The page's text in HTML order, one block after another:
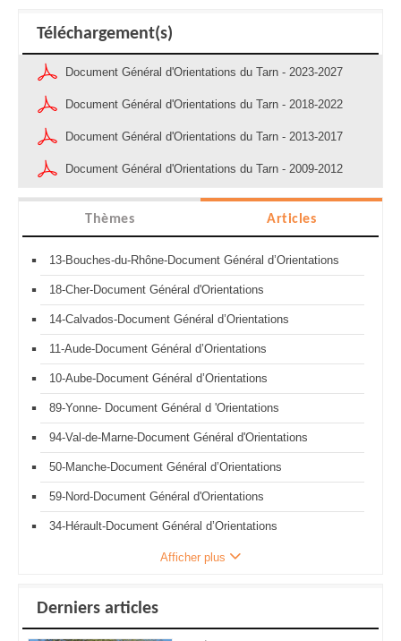
Téléchargement(s)
Document Général d'Orientations du Tarn - 2023-2027
Document Général d'Orientations du Tarn - 2018-2022
Document Général d'Orientations du Tarn - 2013-2017
Document Général d'Orientations du Tarn - 2009-2012
Thèmes Articles
13-Bouches-du-Rhône-Document Général d’Orientations
18-Cher-Document Général d'Orientations
14-Calvados-Document Général d’Orientations
11-Aude-Document Général d’Orientations
10-Aube-Document Général d’Orientations
89-Yonne- Document Général d 'Orientations
94-Val-de-Marne-Document Général d'Orientations
50-Manche-Document Général d’Orientations
59-Nord-Document Général d'Orientations
34-Hérault-Document Général d’Orientations
Afficher plus
Derniers articles